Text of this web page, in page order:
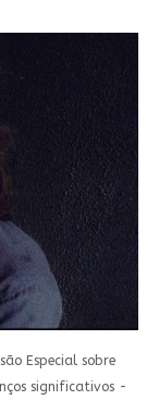
Especial sobre
significativos -